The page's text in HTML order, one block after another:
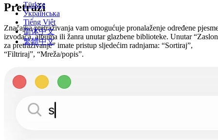
Türkçe
Українська
Tiếng Việt
简体中文
繁體中文
Pretraži
Značajka pretraživanja vam omogućuje pronalaženje određene
izvođača, albuma ili žanra unutar glazbene biblioteke. Unutar
za pretraživanje” imate pristup sljedećim radnjama: “Sortiraj”,
“Filtriraj”, “Mreža/popis”.